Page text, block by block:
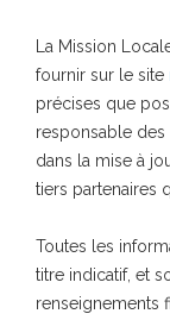
La Mission
fournir sur le site
précises que
responsable des
dans la mise à
tiers partenaires
Toutes les
titre indicatif, et
renseignements